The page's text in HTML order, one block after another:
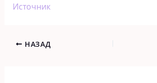
Источник
НАЗАД